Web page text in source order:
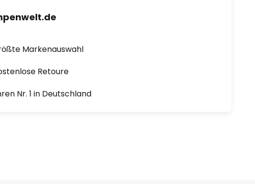
Markenauswahl
Retoure
Nr. 1 in Deutschland